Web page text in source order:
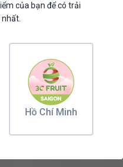
tặng nâng tầm
trao
của bạn để có trải
Hồ Chí Minh